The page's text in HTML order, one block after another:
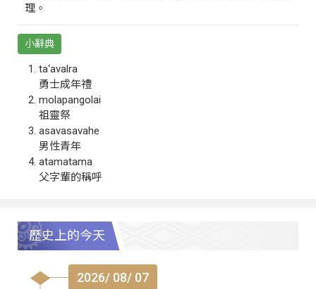
理。
小辭典
ta‘avalra
勇士成年禮
molapangolai
祖靈祭
asavasavahe
男性青年
atamatama
父字輩的稱呼
歷史上的今天
2026/ 08/ 07